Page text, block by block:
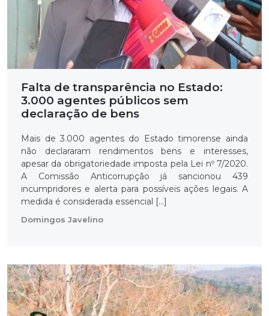
Falta de transparência no Estado:
3.000 agentes públicos sem
declaração de bens
Mais de 3.000 agentes do Estado timorense ainda
não declararam rendimentos bens e interesses,
apesar da obrigatoriedade imposta pela Lei nº 7/2020.
A Comissão Anticorrupção já sancionou 439
incumpridores e alerta para possíveis ações legais. A
medida é considerada essencial […]
Domingos Javelino